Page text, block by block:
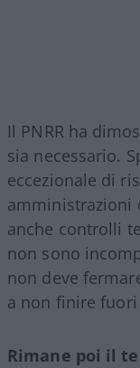
Il PNRR ha
sia necessario.
eccezionale di
amministrazioni
anche controlli
non sono
non deve
a non finire fuori
Rimane poi il